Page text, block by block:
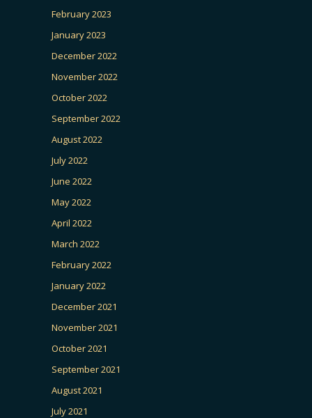
February 2023
January 2023
December 2022
November 2022
October 2022
September 2022
August 2022
July 2022
June 2022
May 2022
April 2022
March 2022
February 2022
January 2022
December 2021
November 2021
October 2021
September 2021
August 2021
July 2021